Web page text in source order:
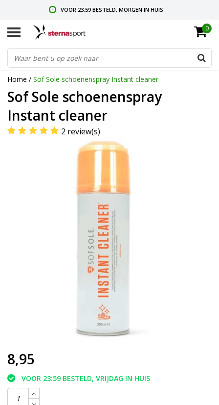
VOOR 23:59 BESTELD, MORGEN IN HUIS
GRATIS RETOURNEREN & RUILEN
0
Home / Sof Sole schoenenspray Instant cleaner
Sof Sole schoenenspray
Instant cleaner
2 review(s)
8,95
VOOR 23:59 BESTELD, VRIJDAG IN HUIS